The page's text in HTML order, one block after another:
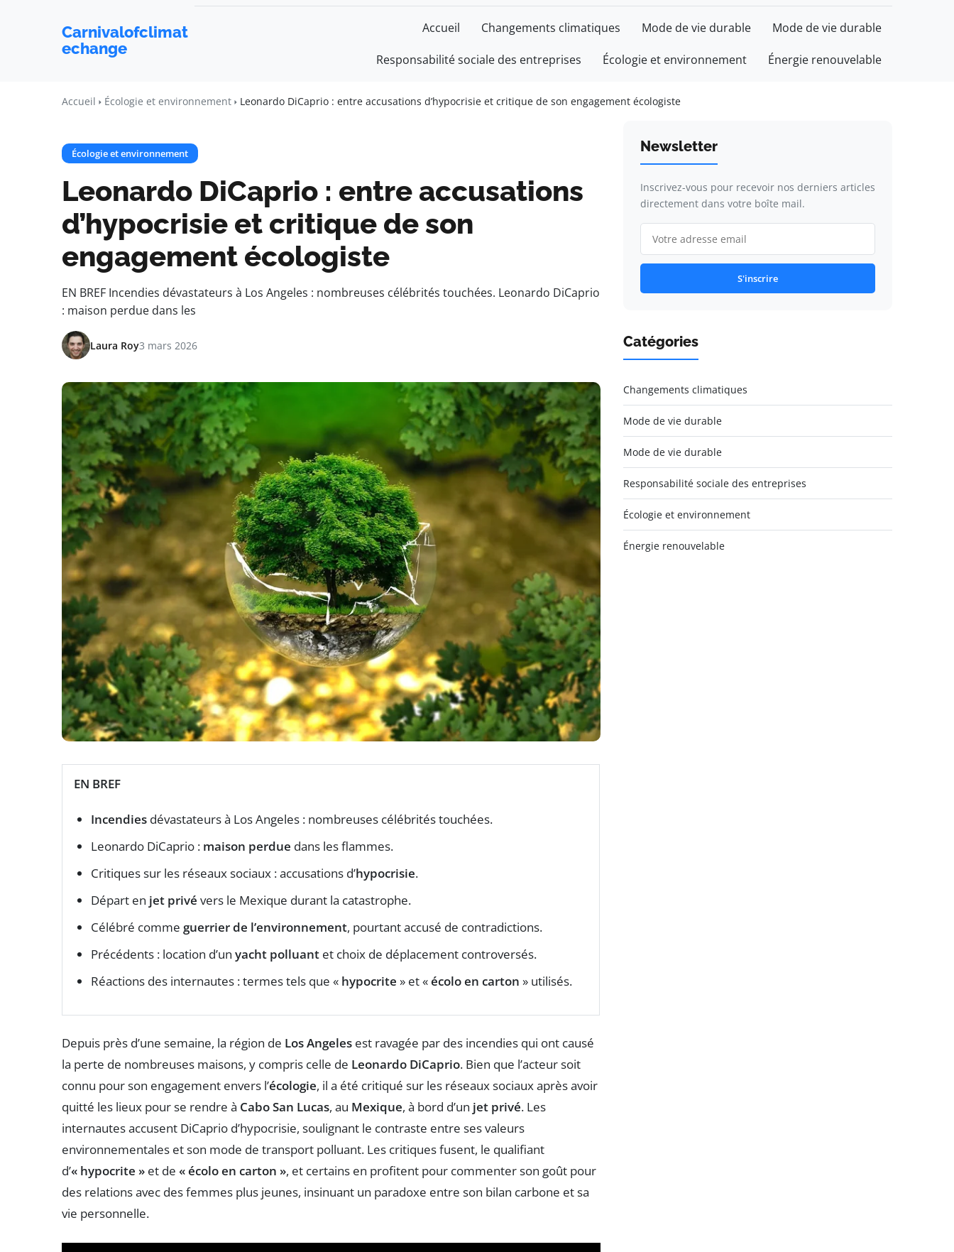
Carnivalofclimat
echange
Accueil Changements climatiques Mode de vie durable Mode de vie durable
Responsabilité sociale des entreprises Écologie et environnement Énergie renouvelable
Accueil Écologie et environnement Leonardo DiCaprio : entre accusations d’hypocrisie et critique de son engagement écologiste
Écologie et environnement
Leonardo DiCaprio : entre accusations
d’hypocrisie et critique de son
engagement écologiste
EN BREF Incendies dévastateurs à Los Angeles : nombreuses célébrités touchées. Leonardo DiCaprio
: maison perdue dans les
Laura Roy3 mars 2026
EN BREF
Incendies dévastateurs à Los Angeles : nombreuses célébrités touchées.
Leonardo DiCaprio : maison perdue dans les flammes.
Critiques sur les réseaux sociaux : accusations d’hypocrisie.
Départ en jet privé vers le Mexique durant la catastrophe.
Célébré comme guerrier de l’environnement, pourtant accusé de contradictions.
Précédents : location d’un yacht polluant et choix de déplacement controversés.
Réactions des internautes : termes tels que « hypocrite » et «écolo en carton » utilisés.
Depuis près d’une semaine, la région de Los Angeles est ravagée par des incendies qui ont causé
la perte de nombreuses maisons, y compris celle de Leonardo DiCaprio. Bien que l’acteur soit
connu pour son engagement envers l’écologie, il a été critiqué sur les réseaux sociaux après avoir
quitté les lieux pour se rendre à Cabo San Lucas, au Mexique, à bord d’un jet privé. Les
internautes accusent DiCaprio d’hypocrisie, soulignant le contraste entre ses valeurs
environnementales et son mode de transport polluant. Les critiques fusent, le qualifiant
d’« hypocrite » et de « écolo en carton », et certains en profitent pour commenter son goût pour
des relations avec des femmes plus jeunes, insinuant un paradoxe entre son bilan carbone et sa
vie personnelle.
Newsletter
Inscrivez-vous pour recevoir nos derniers articles
directement dans votre boîte mail.
S'inscrire
Catégories
Changements climatiques
Mode de vie durable
Mode de vie durable
Responsabilité sociale des entreprises
Écologie et environnement
Énergie renouvelable